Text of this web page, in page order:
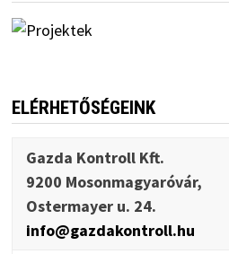
ELÉRHETŐSÉGEINK
Gazda Kontroll Kft.
9200 Mosonmagyaróvár,
Ostermayer u. 24.
info@gazdakontroll.hu